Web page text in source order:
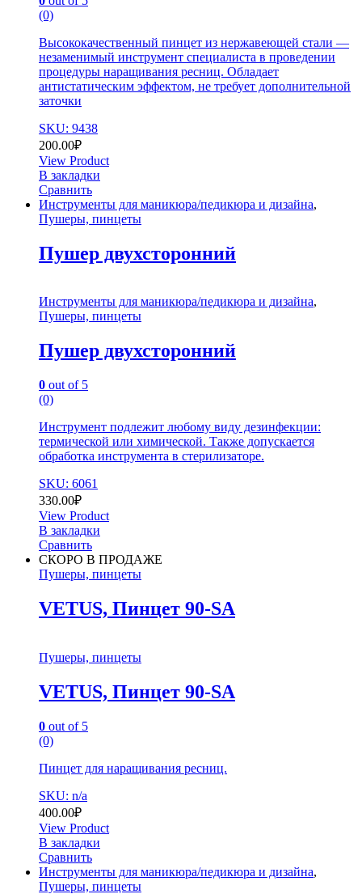
(0)
Высококачественный пинцет из нержавеющей стали —
незаменимый инструмент специалиста в проведении
процедуры наращивания ресниц. Обладает
антистатическим эффектом, не требует дополнительной
заточки
SKU: 9438
200.00₽
View Product
В закладки
Сравнить
Инструменты для маникюра/педикюра и дизайна,
Пушеры, пинцеты
Пушер двухсторонний
Инструменты для маникюра/педикюра и дизайна,
Пушеры, пинцеты
Пушер двухсторонний
0 out of 5
(0)
Инструмент подлежит любому виду дезинфекции:
термической или химической. Также допускается
обработка инструмента в стерилизаторе.
SKU: 6061
330.00₽
View Product
В закладки
Сравнить
СКОРО В ПРОДАЖЕ
Пушеры, пинцеты
VETUS, Пинцет 90-SA
Пушеры, пинцеты
VETUS, Пинцет 90-SA
0 out of 5
(0)
Пинцет для наращивания ресниц.
SKU: n/a
400.00₽
View Product
В закладки
Сравнить
Инструменты для маникюра/педикюра и дизайна,
Пушеры, пинцеты